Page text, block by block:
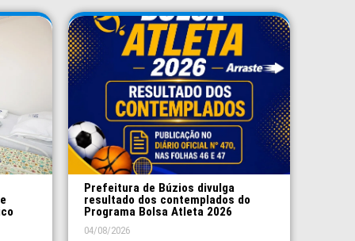
Prefeitura de Búzios divulga
resultado dos contemplados do
Programa Bolsa Atleta 2026
04/08/2026